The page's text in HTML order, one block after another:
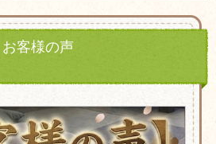
お客様の声